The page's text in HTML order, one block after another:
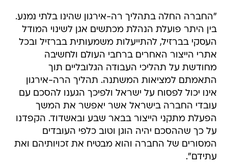
"החברה החלה בתהליך רה-אירגון שהינו בלתי נמנע.
בין היתר פועלת הנהלת מכתשים אגן לשינוי המודל
העסקי בברזיל, להתייעלות משמעותית בברזיל ובכל
אתרי הייצור האחרים ברחבי העולם ולחשיבה
מחודשת על תהליכי העבודה הגלובליים תוך
התאמתם למציאות המשתנה. תהליך הרה-אירגון
אינו יכול לפסוח על ישראל ולפיכך הגענו להסכם עם
עובדי החברה בישראל אשר יאפשר את המשך
הפעלת מתקני הייצור בבאר שבע ובאשדוד. הקפדנו
על כך שההסכם יהיה הוגן וטוב כלפי העובדים
המסורים של החברה והוא מבטיח את זכויותיהם ואת
עתידם".